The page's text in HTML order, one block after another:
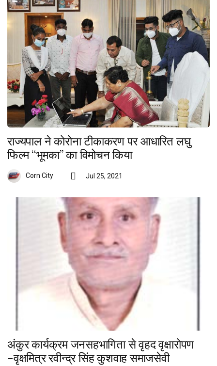
राज्यपाल ने कोरोना टीकाकरण पर आधारित लघु
फिल्म ‘‘भूमका’’ का विमोचन किया
Corn City Jul 25, 2021
अंकुर कार्यक्रम जनसहभागिता से वृहद वृक्षारोपण
-वृक्षमित्र रवीन्द्र सिंह कुशवाह समाजसेवी